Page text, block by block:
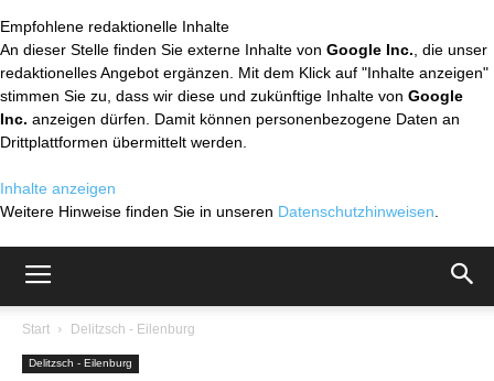
Empfohlene redaktionelle Inhalte
An dieser Stelle finden Sie externe Inhalte von Google Inc. , die unser
redaktionelles Angebot ergänzen. Mit dem Klick auf "Inhalte anzeigen"
stimmen Sie zu, dass wir diese und zukünftige Inhalte von Google
Inc. anzeigen dürfen. Damit können personenbezogene Daten an
Drittplattformen übermittelt werden.
Inhalte anzeigen
Weitere Hinweise finden Sie in unseren Datenschutzhinweisen
Start Delitzsch - Eilenburg
Delitzsch - Eilenburg